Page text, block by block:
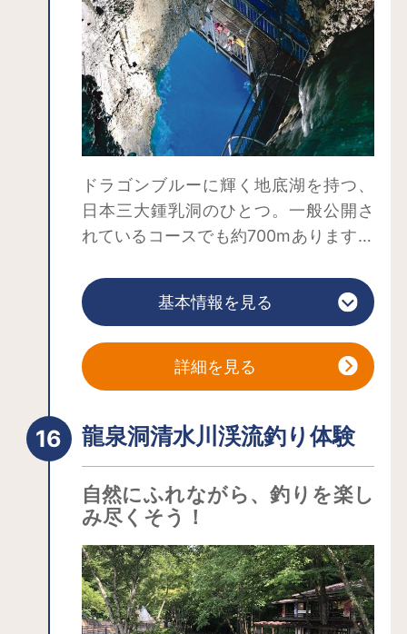
ドラゴンブルーに輝く地底湖を持つ、
日本三大鍾乳洞のひとつ。一般公開さ
れているコースでも約700mあります。
鍾乳石について学ぶことができます。
基本情報を見る
詳細を見る
龍泉洞清水川渓流釣り体験
自然にふれながら、釣りを楽し
み尽くそう！